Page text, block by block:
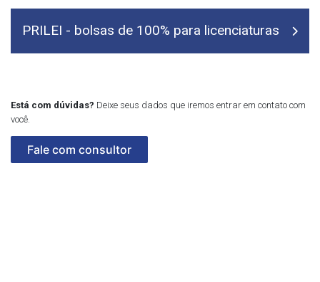
PRILEI - bolsas de 100% para licenciaturas
Está com dúvidas? Deixe seus dados que iremos entrar em contato com
você.
Fale com consultor